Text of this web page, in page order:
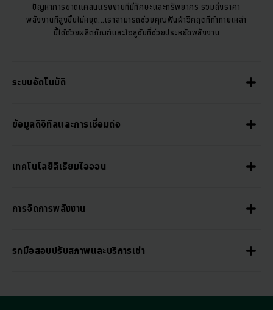
ปัญหาการขาดแคลนแรงงานที่มีทักษะและทรัพยากร รวมถึงราคา
พลังงานที่สูงขึ้นไม่หยุด...เราสามารถช่วยคุณฟันฝ่าวิกฤตที่ท้าทายเหล่า
นี้ได้ด้วยผลิตภัณฑ์และโซลูชันที่ช่วยประหยัดพลังงาน
ระบบอัตโนมัติ
ข้อมูลดิจิทัลและการเชื่อมต่อ
เทคโนโลยีลิเธียมไอออน
การจัดการพลังงาน
รถมือสอบปรับสภาพและบริการเช่า